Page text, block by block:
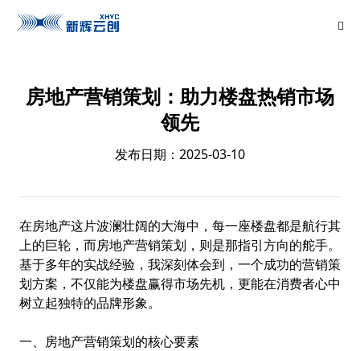
房地产营销策划：助力楼盘热销市场
领先
发布日期：2025-03-10
在房地产这片波澜壮阔的大海中，每一座楼盘都是航行其
上的巨轮，而房地产营销策划，则是那指引方向的舵手。
基于多年的实战经验，我深刻体会到，一个成功的营销策
划方案，不仅能为楼盘赢得市场先机，更能在消费者心中
树立起独特的品牌形象。
一、房地产营销策划的核心要素